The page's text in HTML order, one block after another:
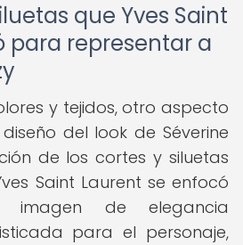
que Yves Saint
para representar a
y tejidos, otro aspecto
del look de Séverine
de los cortes y siluetas
Saint Laurent se enfocó
de elegancia
para el personaje,